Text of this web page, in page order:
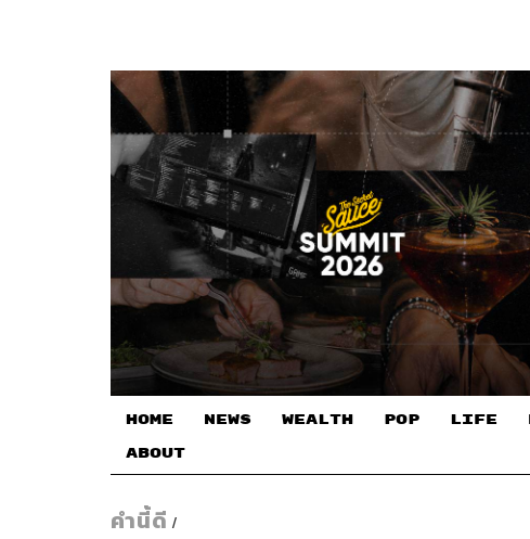
HOME NEWS WEALTH POP LIFE
ABOUT
คำนี้ดี /